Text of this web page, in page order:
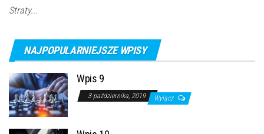
Straty...
NAJPOPULARNIEJSZE WPISY
Wpis 9
3 października, 2019 Wyłącz